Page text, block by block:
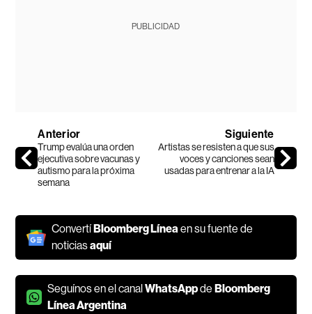
PUBLICIDAD
Anterior
Trump evalúa una orden
ejecutiva sobre vacunas y
autismo para la próxima
semana
Siguiente
Artistas se resisten a que sus
voces y canciones sean
usadas para entrenar a la IA
Convertí Bloomberg Líneaen su fuente de
noticiasaquí
Seguínos en el canalWhatsAppde Bloomberg
Línea Argentina